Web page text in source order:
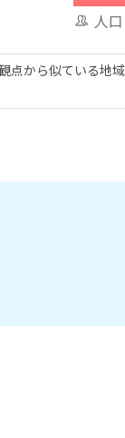
人口
点から似ている地域